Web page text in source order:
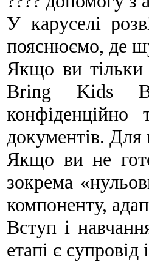
У каруселі
пояснюємо, де
Якщо ви тільки
Bring Kids
документів.
Якщо ви не
зокрема
компоненту,
Вступ і
етапі є супровід